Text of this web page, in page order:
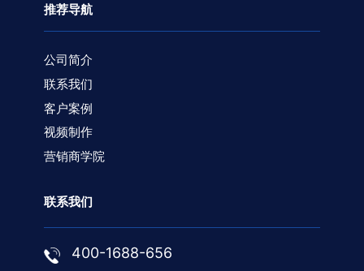
推荐导航
公司简介
联系我们
客户案例
视频制作
营销商学院
联系我们
400-1688-656